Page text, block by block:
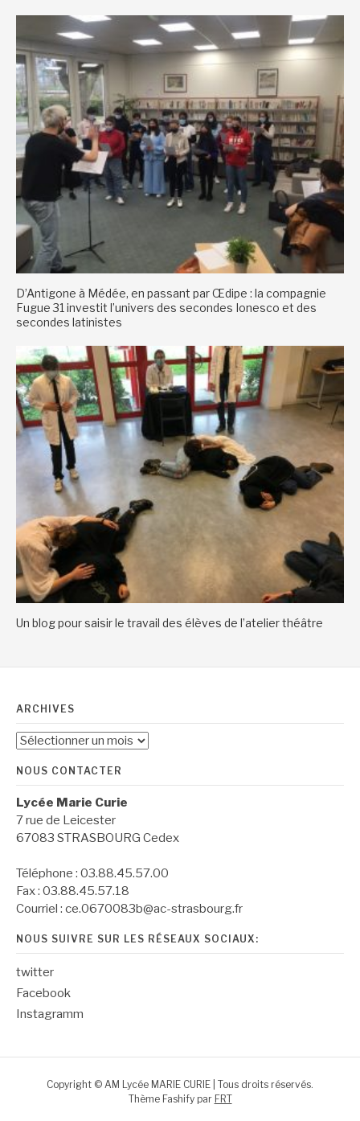
D’Antigone à Médée, en passant par Œdipe : la compagnie
Fugue 31 investit l’univers des secondes Ionesco et des
secondes latinistes
Un blog pour saisir le travail des élèves de l’atelier théâtre
ARCHIVES
Archives
NOUS CONTACTER
Lycée Marie Curie
7 rue de Leicester
67083 STRASBOURG Cedex
Téléphone : 03.88.45.57.00
Fax : 03.88.45.57.18
Courriel : ce.0670083b@ac-strasbourg.fr
NOUS SUIVRE SUR LES RÉSEAUX SOCIAUX:
twitter
Facebook
Instagramm
Copyright © AM Lycée MARIE CURIE | Tous droits réservés.
Thème Fashify par FRT